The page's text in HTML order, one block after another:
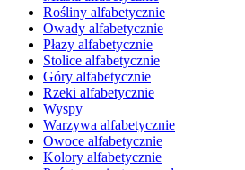
Rośliny alfabetycznie
Owady alfabetycznie
Płazy alfabetycznie
Stolice alfabetycznie
Góry alfabetycznie
Rzeki alfabetycznie
Wyspy
Warzywa alfabetycznie
Owoce alfabetycznie
Kolory alfabetycznie